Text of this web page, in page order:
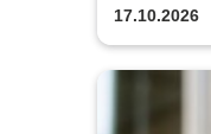
17.10.2026